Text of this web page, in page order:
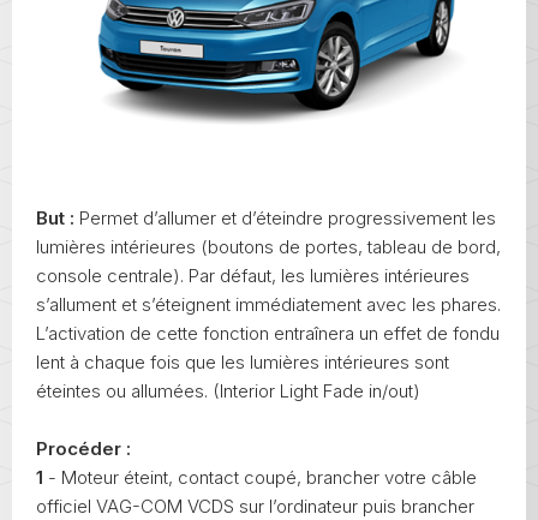
But : Permet d’allumer et d’éteindre progressivement les
lumières intérieures (boutons de portes, tableau de bord,
console centrale). Par défaut, les lumières intérieures
s’allument et s’éteignent immédiatement avec les phares.
L’activation de cette fonction entraînera un effet de fondu
lent à chaque fois que les lumières intérieures sont
éteintes ou allumées. (Interior Light Fade in/out)
Procéder :
1 - Moteur éteint, contact coupé, brancher votre câble
officiel VAG-COM VCDS sur l’ordinateur puis brancher